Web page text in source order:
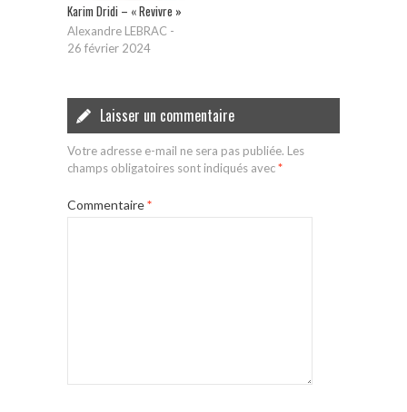
Karim Dridi – « Revivre »
Alexandre LEBRAC -
26 février 2024
Laisser un commentaire
Votre adresse e-mail ne sera pas publiée. Les
champs obligatoires sont indiqués avec*
Commentaire*